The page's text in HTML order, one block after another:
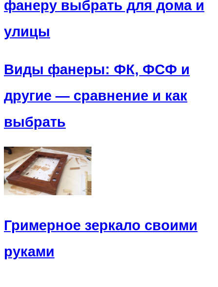
фанеру выбрать для дома и
улицы
Виды фанеры: ФК, ФСФ и
другие — сравнение и как
выбрать
Гримерное зеркало своими
руками